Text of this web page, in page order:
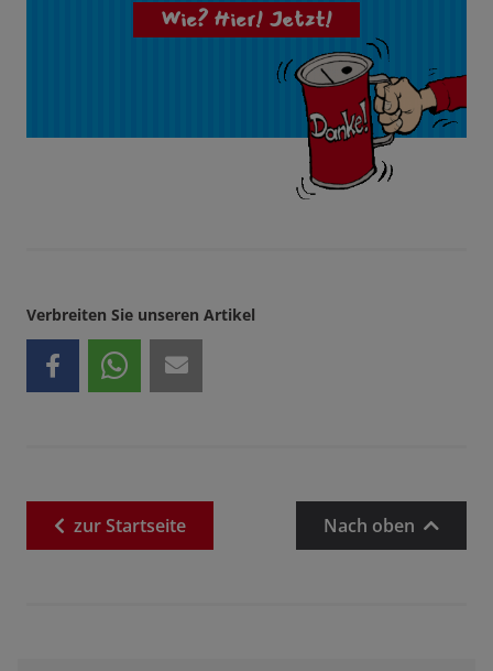
Wie? Hier! Jetzt!
Verbreiten Sie unseren Artikel
zurStartseite Nach oben